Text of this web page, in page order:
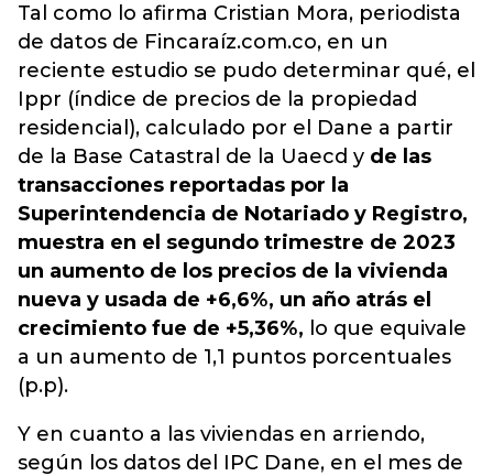
Tal como lo afirma Cristian Mora, periodista
de datos de Fincaraíz.com.co, en un
reciente estudio se pudo determinar qué, el
Ippr (índice de precios de la propiedad
residencial), calculado por el Dane a partir
de la Base Catastral de la Uaecd y de las
transacciones reportadas por la
Superintendencia de Notariado y Registro,
muestra en el segundo trimestre de 2023
un aumento de los precios de la vivienda
nueva y usada de +6,6%, un año atrás el
crecimiento fue de +5,36%, lo que equivale
a un aumento de 1,1 puntos porcentuales
(p.p).
Y en cuanto a las viviendas en arriendo,
según los datos del IPC Dane, en el mes de